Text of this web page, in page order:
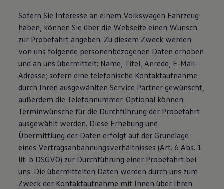
Sofern Sie Interesse an einem Volkswagen Fahrzeug
haben, können Sie über die Webseite einen Wunsch
zur Probefahrt angeben. Zu diesem Zweck werden
von uns folgende personenbezogenen Daten erhoben
und an uns übermittelt: Name, Titel, Anrede, E-Mail-
Adresse; sofern eine telefonische Kontaktaufnahme
durch Ihren ausgewählten Service Partner gewünscht,
außerdem die Telefonnummer. Optional können
Terminwünsche für die Durchführung der Probefahrt
ausgewählt werden. Diese Erhebung und
Übermittlung der Daten erfolgt auf der Grundlage
eines Vertragsanbahnungsverhältnisses (Art. 6 Abs. 1
lit. b DSGVO) zur Durchführung einer Probefahrt bei
uns. Die übermittelten Daten werden durch uns zum
Zweck der Kontaktaufnahme mit Ihnen über Ihren